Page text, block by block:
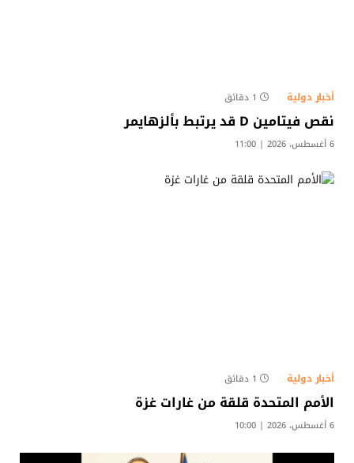
أخبار دولية 1 دقائق
نقص فيتامين D قد يرتبط بألزهايمر
6 أغسطس، 2026 | 11:00
أخبار دولية 1 دقائق
الأمم المتحدة قلقة من غارات غزة
6 أغسطس، 2026 | 10:00